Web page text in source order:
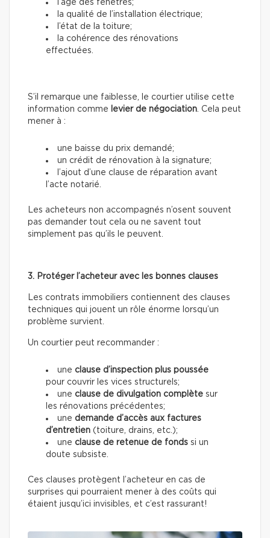
l’âge des fenêtres;
la qualité de l’installation électrique;
l’état de la toiture;
la cohérence des rénovations
effectuées.
S’il remarque une faiblesse, le courtier utilise cette
information comme levier de négociation. Cela peut
mener à :
une baisse du prix demandé;
un crédit de rénovation à la signature;
l’ajout d’une clause de réparation avant
l’acte notarié.
Les acheteurs non accompagnés n’osent souvent
pas demander tout cela ou ne savent tout
simplement pas qu’ils le peuvent.
3. Protéger l’acheteur avec les bonnes clauses
Les contrats immobiliers contiennent des clauses
techniques qui jouent un rôle énorme lorsqu’un
problème survient.
Un courtier peut recommander :
une clause d’inspection plus poussée
pour couvrir les vices structurels;
une clause de divulgation complète sur
les rénovations précédentes;
une demande d’accès aux factures
d’entretien (toiture, drains, etc.);
une clause de retenue de fonds si un
doute subsiste.
Ces clauses protègent l’acheteur en cas de
surprises qui pourraient mener à des coûts qui
étaient jusqu’ici invisibles, et c’est rassurant!